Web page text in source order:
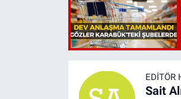
EDITÖR
Sait